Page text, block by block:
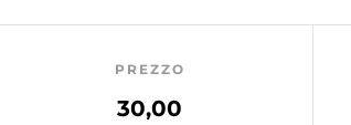
PREZZO
30,00